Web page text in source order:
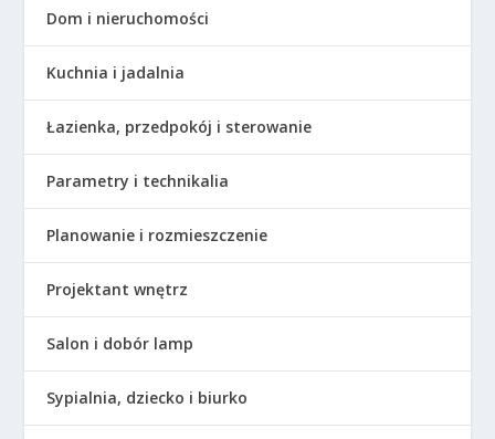
Dom i nieruchomości
Kuchnia i jadalnia
Łazienka, przedpokój i sterowanie
Parametry i technikalia
Planowanie i rozmieszczenie
Projektant wnętrz
Salon i dobór lamp
Sypialnia, dziecko i biurko